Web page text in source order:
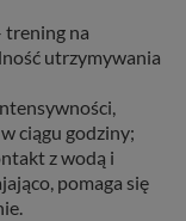
trening na
utrzymywania
ciągu godziny;
z wodą i
pomaga się